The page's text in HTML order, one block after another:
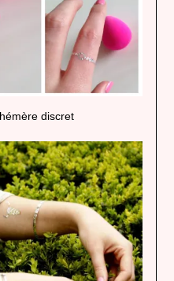
discret